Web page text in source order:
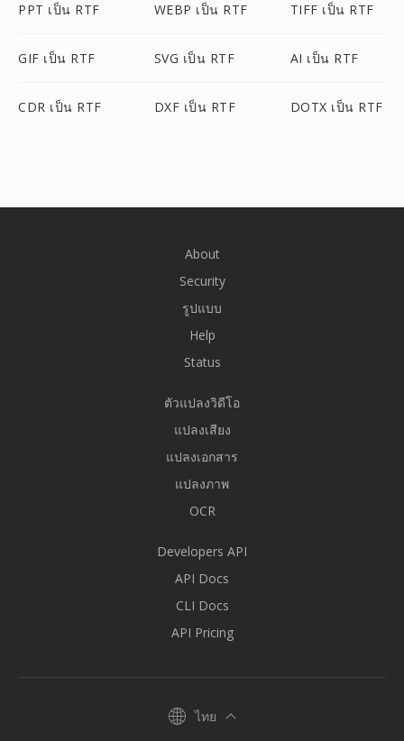
PPT เป็น RTF WEBP เป็น RTF TIFF เป็น RTF
GIF เป็น RTF SVG เป็น RTF AI เป็น RTF
CDR เป็น RTF DXF เป็น RTF DOTX เป็น RTF
About
Security
รูปแบบ
Help
Status
ตัวแปลงวิดีโอ
แปลงเสียง
แปลงเอกสาร
แปลงภาพ
OCR
Developers API
API Docs
CLI Docs
API Pricing
ไทย